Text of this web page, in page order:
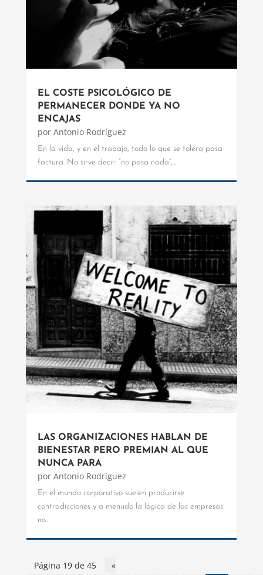
EL COSTE PSICOLÓGICO DE
PERMANECER DONDE YA NO
ENCAJAS
por Antonio Rodríguez
En la vida, y en el trabajo, todo lo que se tolera pasa
factura. No sirve decir: “no pasa nada”,...
LAS ORGANIZACIONES HABLAN DE
BIENESTAR PERO PREMIAN AL QUE
NUNCA PARA
por Antonio Rodríguez
En el mundo corporativo suelen producirse
contradicciones y a menudo la lógica de las empresas
no...
Página 19 de 45
«